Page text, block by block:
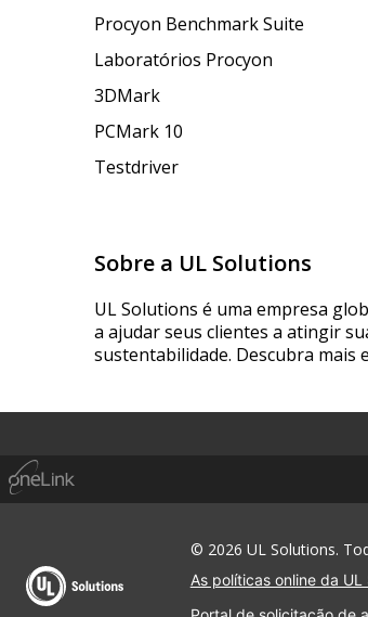
Procyon Benchmark Suite
Laboratórios Procyon
3DMark
PCMark 10
Testdriver
Sobre a UL Solutions
UL Solutions é uma empresa
a ajudar seus clientes a atingir
sustentabilidade. Descubra mais
© 2026 UL Solutions.
As políticas online da UL